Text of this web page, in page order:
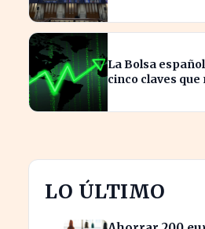
La Bolsa
cinco claves
LO ÚLTIMO